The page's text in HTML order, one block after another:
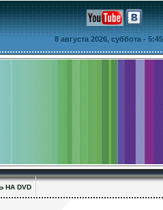
8 августа 2026, суббота -
НА DVD